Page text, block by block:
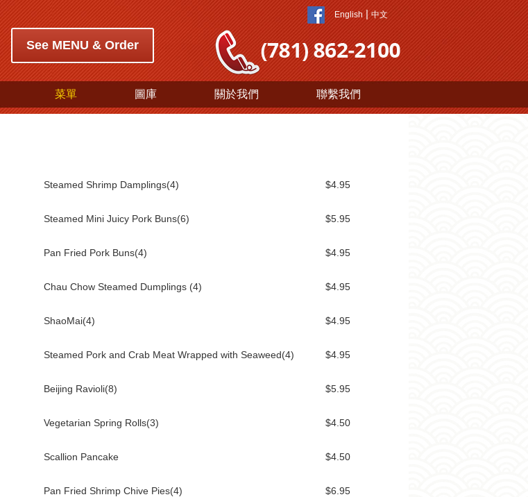
See MENU & Order
波
士
顿
万
家
波
English | 中文
菜單 圖庫 關於我們 聯繫我們
Steamed Shrimp Damplings(4) $4.95
Steamed Mini Juicy Pork Buns(6) $5.95
Pan Fried Pork Buns(4) $4.95
Chau Chow Steamed Dumplings (4) $4.95
ShaoMai(4) $4.95
Steamed Pork and Crab Meat Wrapped with Seaweed(4) $4.95
Beijing Ravioli(8) $5.95
Vegetarian Spring Rolls(3) $4.50
Scallion Pancake $4.50
Pan Fried Shrimp Chive Pies(4) $6.95